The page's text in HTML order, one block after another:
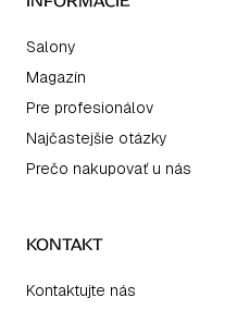
Salony
Magazín
Pre profesionálov
Najčastejšie otázky
Prečo nakupovať u nás
KONTAKT
Kontaktujte nás